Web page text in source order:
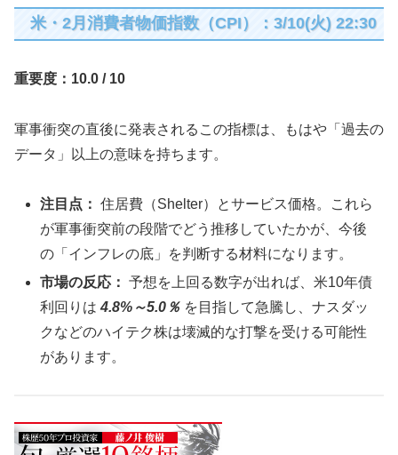
米・2月消費者物価指数（CPI）：3/10(火) 22:30
重要度：10.0 / 10
軍事衝突の直後に発表されるこの指標は、もはや「過去の
データ」以上の意味を持ちます。
注目点： 住居費（Shelter）とサービス価格。これら
が軍事衝突前の段階でどう推移していたかが、今後
の「インフレの底」を判断する材料になります。
市場の反応： 予想を上回る数字が出れば、米10年債
利回りは4.8%～5.0％ を目指して急騰し、ナスダッ
クなどのハイテク株は壊滅的な打撃を受ける可能性
があります。